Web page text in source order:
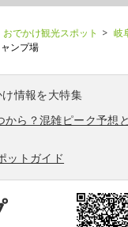
でかけ観光スポット
岐
ンプ場
情報を大特集
から？混雑ピーク予想
ットガイド